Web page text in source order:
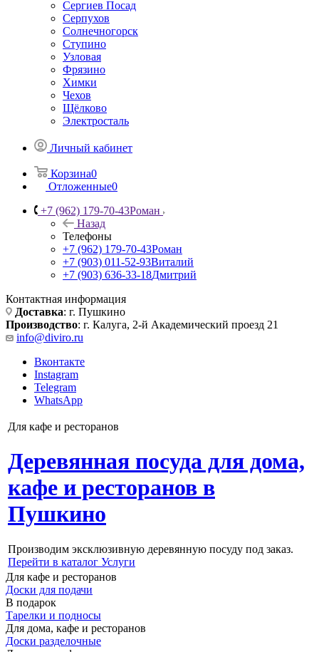
Сергиев Посад
Серпухов
Солнечногорск
Ступино
Узловая
Фрязино
Химки
Чехов
Щёлково
Электросталь
Личный кабинет
Корзина0
Отложенные0
+7 (962) 179-70-43Роман
Назад
Телефоны
+7 (962) 179-70-43Роман
+7 (903) 011-52-93Виталий
+7 (903) 636-33-18Дмитрий
Контактная информация
Доставка: г. Пушкино
Производство: г. Калуга, 2-й Академический проезд 21
info@diviro.ru
Вконтакте
Instagram
Telegram
WhatsApp
Для кафе и ресторанов
Деревянная посуда для дома,
кафе и ресторанов в
Пушкино
Производим эксклюзивную деревянную посуду под заказ.
Перейти в каталог Услуги
Для кафе и ресторанов
Доски для подачи
В подарок
Тарелки и подносы
Для дома, кафе и ресторанов
Доски разделочные